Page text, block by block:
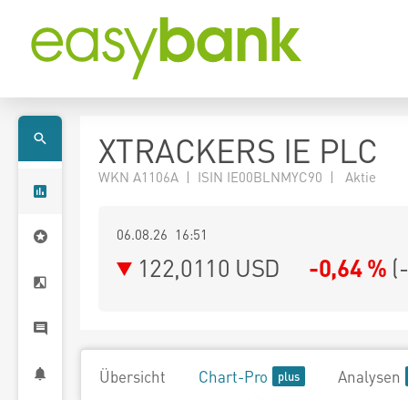
XTRACKERS IE PLC
WKN A1106A | ISIN IE00BLNMYC90 | Aktie
06.08.26 16:51
122,0110 USD -0,64 % (
Übersicht Chart-Pro Analysen